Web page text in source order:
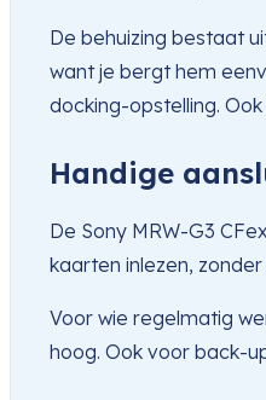
De behuizing bestaat
want je bergt hem
docking-opstelling.
Handige
De Sony MRW-G3
kaarten inlezen,
Voor wie regelmatig
hoog. Ook voor back-